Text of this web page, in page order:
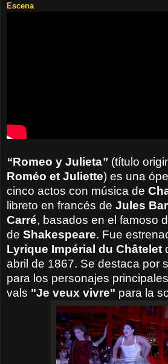
Escena
“Romeo y Julieta” (título
Roméo et Juliette) es una
cinco actos con música de
libreto en francés de Jules
Carré, basados en el famoso
de Shakespeare. Fue
Lyrique Impérial du Châtelet
abril de 1867. Se destaca por
para los personajes
vals "Je veux vivre" para la